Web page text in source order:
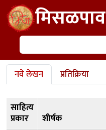
Skip to main contentमिसळपाव
शोध
Primary tabs
नवे लेखन प्रतिक्रिया
साहित्य
प्रकार शीर्षक